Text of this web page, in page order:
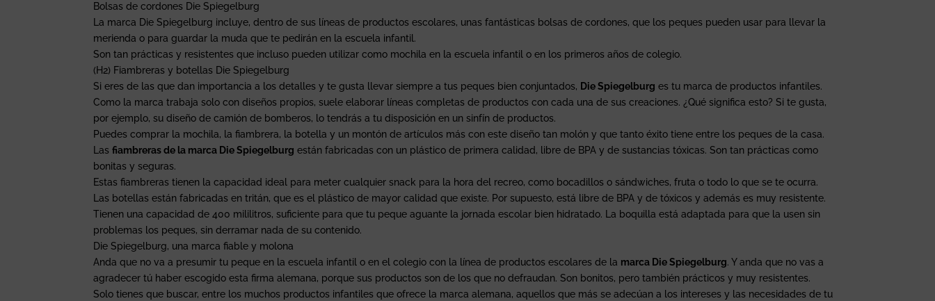
Bolsas de cordones Die Spiegelburg
La marca Die Spiegelburg incluye, dentro de sus líneas de productos escolares, unas fantásticas bolsas de cordones, que los peques pueden usar para llevar la
merienda o para guardar la muda que te pedirán en la escuela infantil.
Son tan prácticas y resistentes que incluso pueden utilizar como mochila en la escuela infantil o en los primeros años de colegio.
(H2) Fiambreras y botellas Die Spiegelburg
Si eres de las que dan importancia a los detalles y te gusta llevar siempre a tus peques bien conjuntados, Die Spiegelburg es tu marca de productos infantiles.
Como la marca trabaja solo con diseños propios, suele elaborar líneas completas de productos con cada una de sus creaciones. ¿Qué significa esto? Si te gusta,
por ejemplo, su diseño de camión de bomberos, lo tendrás a tu disposición en un sinfín de productos.
Puedes comprar la mochila, la fiambrera, la botella y un montón de artículos más con este diseño tan molón y que tanto éxito tiene entre los peques de la casa.
Lasfiambreras de la marca Die Spiegelburg están fabricadas con un plástico de primera calidad, libre de BPA y de sustancias tóxicas. Son tan prácticas como
bonitas y seguras.
Estas fiambreras tienen la capacidad ideal para meter cualquier snack para la hora del recreo, como bocadillos o sándwiches, fruta o todo lo que se te ocurra.
Las botellas están fabricadas en tritán, que es el plástico de mayor calidad que existe. Por supuesto, está libre de BPA y de tóxicos y además es muy resistente.
Tienen una capacidad de 400 mililitros, suficiente para que tu peque aguante la jornada escolar bien hidratado. La boquilla está adaptada para que la usen sin
problemas los peques, sin derramar nada de su contenido.
Die Spiegelburg, una marca fiable y molona
Anda que no va a presumir tu peque en la escuela infantil o en el colegio con la línea de productos escolares de la marca Die Spiegelburg. Y anda que no vas a
agradecer tú haber escogido esta firma alemana, porque sus productos son de los que no defraudan. Son bonitos, pero también prácticos y muy resistentes.
Solo tienes que buscar, entre los muchos productos infantiles que ofrece la marca alemana, aquellos que más se adecúan a los intereses y las necesidades de tu